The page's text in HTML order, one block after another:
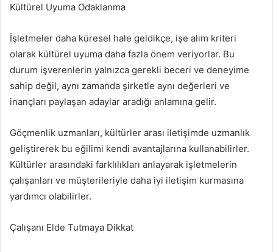
Kültürel Uyuma Odaklanma
İşletmeler daha küresel hale geldikçe, işe alım kriteri
olarak kültürel uyuma daha fazla önem veriyorlar. Bu
durum işverenlerin yalnızca gerekli beceri ve deneyime
sahip değil, aynı zamanda şirketle aynı değerleri ve
inançları paylaşan adaylar aradığı anlamına gelir.
Göçmenlik uzmanları, kültürler arası iletişimde uzmanlık
geliştirerek bu eğilimi kendi avantajlarına kullanabilirler.
Kültürler arasındaki farklılıkları anlayarak işletmelerin
çalışanları ve müşterileriyle daha iyi iletişim kurmasına
yardımcı olabilirler.
Çalışanı Elde Tutmaya Dikkat